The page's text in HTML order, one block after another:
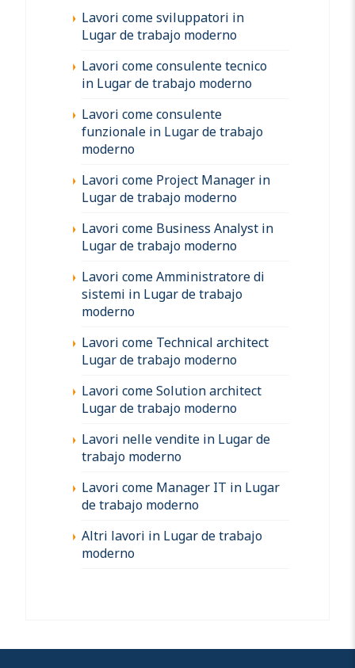
Lavori come sviluppatori in
Lugar de trabajo moderno
Lavori come consulente tecnico
in Lugar de trabajo moderno
Lavori come consulente
funzionale in Lugar de trabajo
moderno
Lavori come Project Manager in
Lugar de trabajo moderno
Lavori come Business Analyst in
Lugar de trabajo moderno
Lavori come Amministratore di
sistemi in Lugar de trabajo
moderno
Lavori come Technical architect
Lugar de trabajo moderno
Lavori come Solution architect
Lugar de trabajo moderno
Lavori nelle vendite in Lugar de
trabajo moderno
Lavori come Manager IT in Lugar
de trabajo moderno
Altri lavori in Lugar de trabajo
moderno